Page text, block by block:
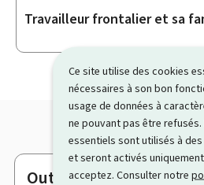
Ce site utilise des cookies
nécessaires à son bon
usage de données à
ne pouvant pas être
essentiels sont utilisés à
et seront activés
acceptez. Consulter notre
Sous-
Travailleur frontalier et sa
Outils